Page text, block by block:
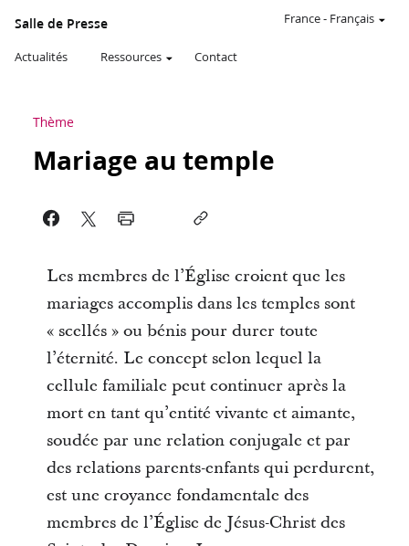
Salle de Presse
Actualités Ressources Contact
France- Français
Thème
Mariage au temple
Les membres de l’Église croient que les
mariages accomplis dans les temples sont
« scellés » ou bénis pour durer toute
l’éternité. Le concept selon lequel la
cellule familiale peut continuer après la
mort en tant qu’entité vivante et aimante,
soudée par une relation conjugale et par
des relations parents-enfants qui perdurent,
est une croyance fondamentale des
membres de l’Église de Jésus-Christ des